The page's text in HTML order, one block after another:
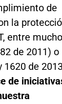
de
la
entre
de 2011) o
1620 de
de